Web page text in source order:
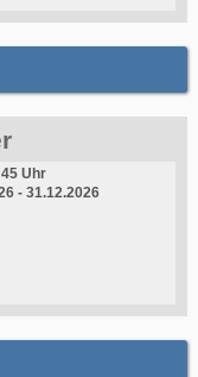
Uhr
- 31.12.2026